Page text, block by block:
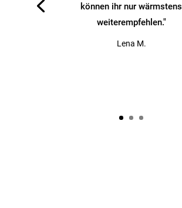
können ihr nur wärmstens
weiterempfehlen."
Lena M.